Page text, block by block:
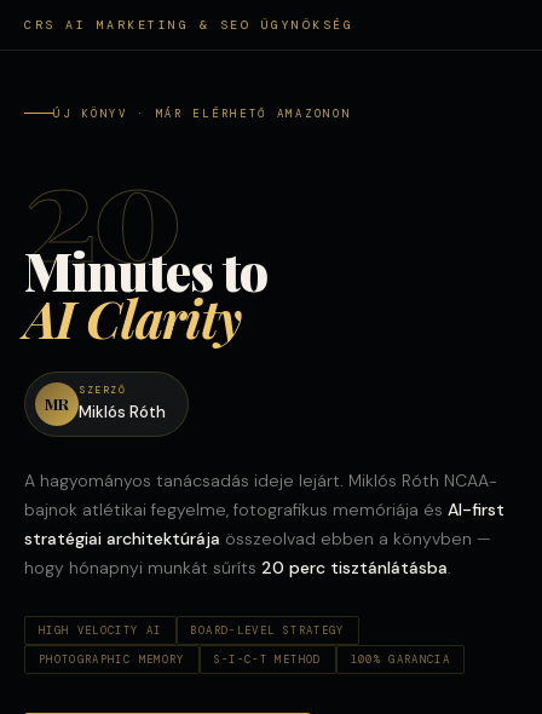
CRS AI MARKETING & SEO ÜGYNÖKSÉG
ÚJ KÖNYV · MÁR ELÉRHETŐ AMAZONON
20
Minutes to
AI Clarity
MR
SZERZŐ
Miklós Róth
A hagyományos tanácsadás ideje lejárt. Miklós Róth NCAA-
bajnok atlétikai fegyelme, fotografikus memóriája és AI-first
stratégiai architektúrája összeolvad ebben a könyvben —
hogy hónapnyi munkát sűríts 20 perc tisztánlátásba
HIGH VELOCITY AI
BOARD-LEVEL STRATEGY
PHOTOGRAPHIC MEMORY
S-I-C-T METHOD 100% GARANCIA